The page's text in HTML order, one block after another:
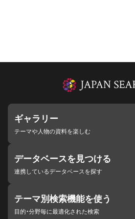
ギャラリー
テーマや人物の資料を楽しむ
データベースを見つける
連携しているデータベースを探す
テーマ別検索機能を使う
目的・分野毎に最適化された検索